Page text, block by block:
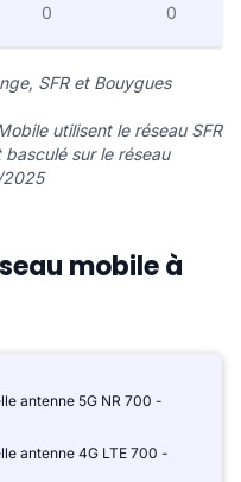
0 0
SFR et Bouygues
utilisent le réseau SFR
sur le réseau
2025
mobile à
antenne 5G NR 700 -
antenne 4G LTE 700 -